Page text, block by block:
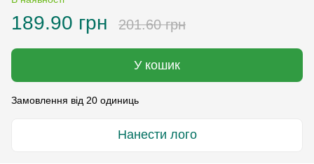
189.90 грн 201.60 грн
У кошик
Замовлення від 20 одиниць
Нанести лого